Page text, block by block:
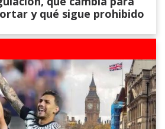
y qué sigue prohibido